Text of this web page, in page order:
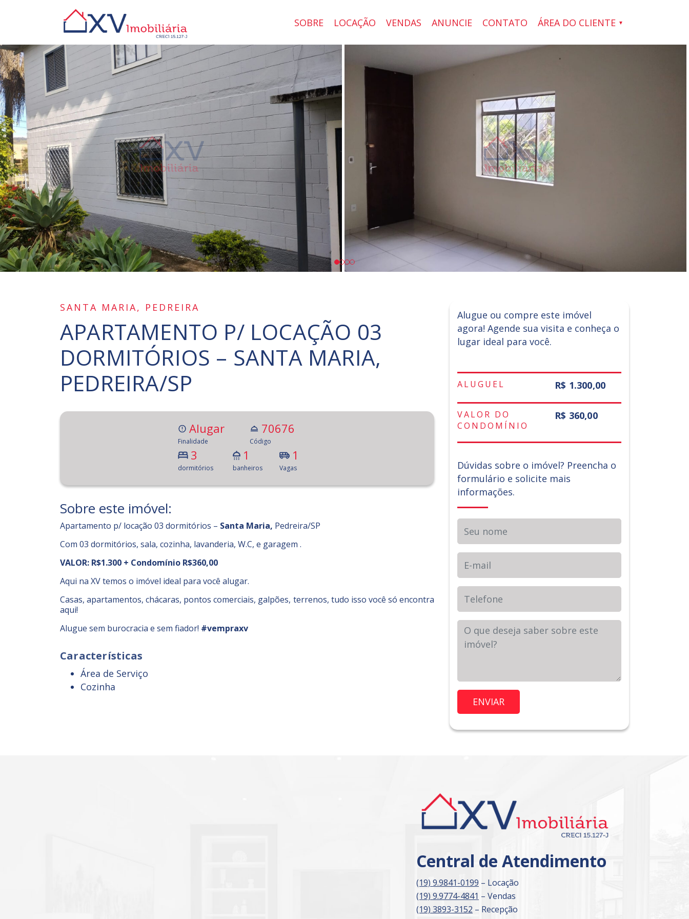
SOBRE LOCAÇÃO VENDAS ANUNCIE CONTATO ÁREA DO CLIENTE
SANTA MARIA, PEDREIRA
APARTAMENTO P/ LOCAÇÃO 03
DORMITÓRIOS – SANTA MARIA,
PEDREIRA/SP
Alugar
Finalidade
70676
Código
3
dormitórios
1
banheiros
1
Vagas
Sobre este imóvel:
Apartamento p/ locação 03 dormitórios – Santa Maria, Pedreira/SP
Com 03 dormitórios, sala, cozinha, lavanderia, W.C, e garagem .
VALOR: R$1.300 + Condomínio R$360,00
Aqui na XV temos o imóvel ideal para você alugar.
Casas, apartamentos, chácaras, pontos comerciais, galpões, terrenos, tudo isso você só encontra
aqui!
Alugue sem burocracia e sem fiador! #vempraxv
Características
Área de Serviço
Cozinha
Alugue ou compre este imóvel
agora! Agende sua visita e conheça o
lugar ideal para você.
ALUGUEL R$ 1.300,00
VALOR DO
CONDOMÍNIO
R$ 360,00
Dúvidas sobre o imóvel? Preencha o
formulário e solicite mais
informações.
Telefone
Sua Mensagem
Imóvel de Interesse
Central de Atendimento
(19) 9.9841-0199 – Locação
(19) 9.9774-4841 – Vendas
(19) 3893-3152 – Recepção